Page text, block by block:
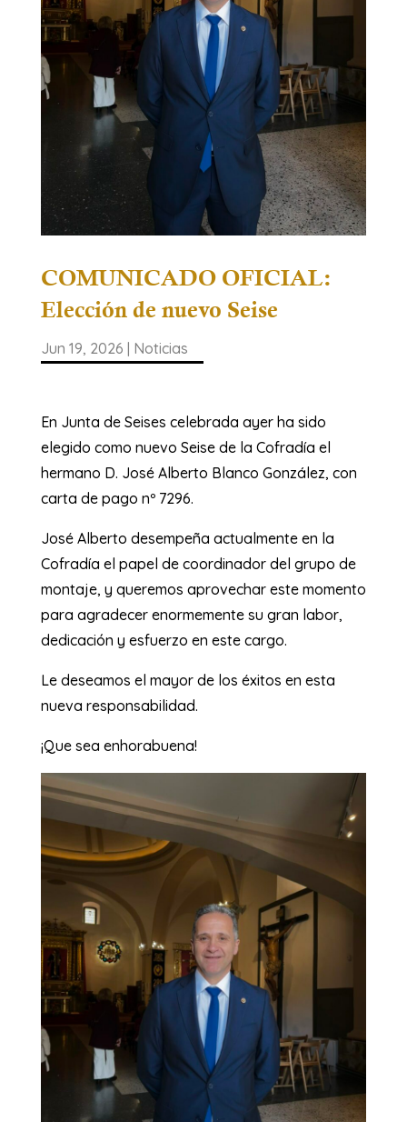
COMUNICADO OFICIAL:
Elección de nuevo Seise
Jun 19, 2026 Noticias
En Junta de Seises celebrada ayer ha sido
elegido como nuevo Seise de la Cofradía el
hermano D. José Alberto Blanco González, con
carta de pago nº 7296.
José Alberto desempeña actualmente en la
Cofradía el papel de coordinador del grupo de
montaje, y queremos aprovechar este momento
para agradecer enormemente su gran labor,
dedicación y esfuerzo en este cargo.
Le deseamos el mayor de los éxitos en esta
nueva responsabilidad.
¡Que sea enhorabuena!